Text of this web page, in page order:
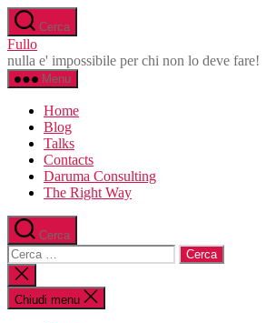
Salta
al
contenuto
Cerca
Fullo
nulla e' impossibile per chi non lo deve fare!
Menu
Home
Blog
Talks
Contacts
Daruma Consulting
The Right Way
Cerca
Cerca:
Chiudi
la
ricerca
Chiudi menu